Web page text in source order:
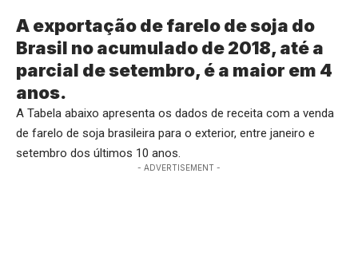
A exportação de farelo de soja do
Brasil no acumulado de 2018, até a
parcial de setembro, é a maior em 4
anos.
A Tabela abaixo apresenta os dados de receita com a venda
de farelo de soja brasileira para o exterior, entre janeiro e
setembro dos últimos 10 anos.
- ADVERTISEMENT -